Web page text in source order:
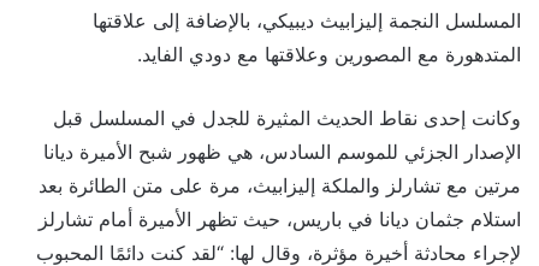
المسلسل النجمة إليزابيث ديبيكي، بالإضافة إلى علاقتها
المتدهورة مع المصورين وعلاقتها مع دودي الفايد.
وكانت إحدى نقاط الحديث المثيرة للجدل في المسلسل قبل
الإصدار الجزئي للموسم السادس، هي ظهور شبح الأميرة ديانا
مرتين مع تشارلز والملكة إليزابيث، مرة على متن الطائرة بعد
استلام جثمان ديانا في باريس، حيث تظهر الأميرة أمام تشارلز
لإجراء محادثة أخيرة مؤثرة، وقال لها: “لقد كنت دائمًا المحبوب